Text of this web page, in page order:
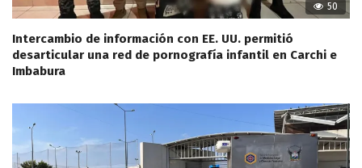
50
Intercambio de información con EE. UU. permitió
desarticular una red de pornografía infantil en Carchi e
Imbabura